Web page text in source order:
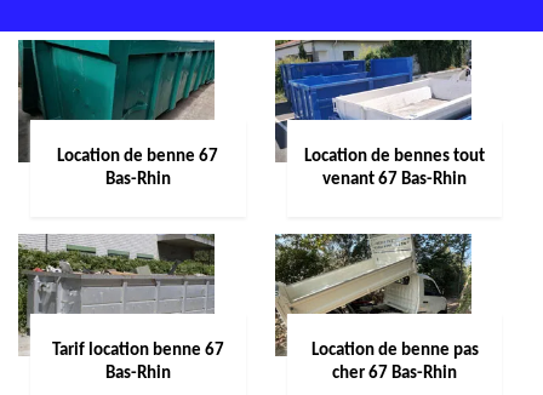
Location de benne 67
Bas-Rhin
Location de bennes tout
venant 67 Bas-Rhin
Tarif location benne 67
Bas-Rhin
Location de benne pas
cher 67 Bas-Rhin